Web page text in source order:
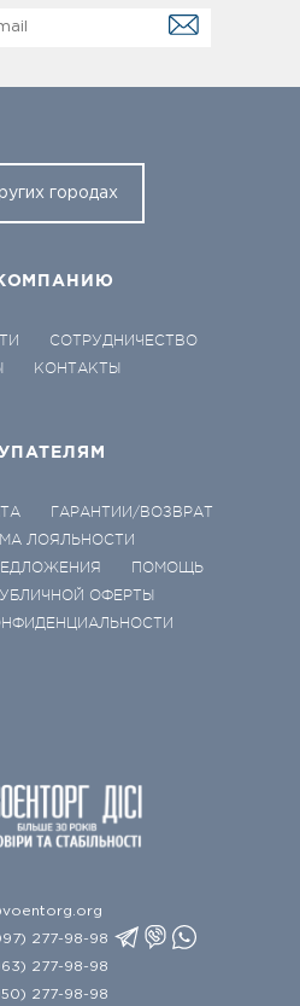
городах
СОТРУДНИЧЕСТВО
КОНТАКТЫ
ГАРАНТИИ/ВОЗВРАТ
ЛОЯЛЬНОСТИ
ПОМОЩЬ
ОФЕРТЫ
277-98-98
277-98-98
277-98-98